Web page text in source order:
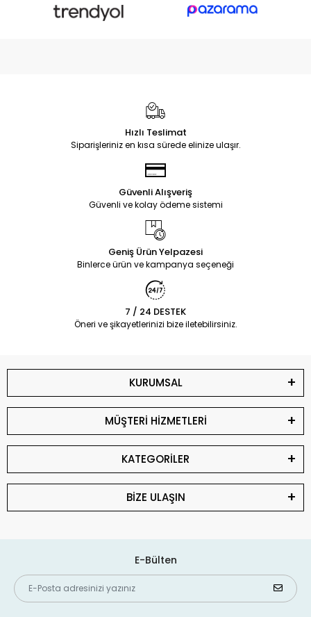
Hızlı Teslimat
Siparişleriniz en kısa sürede elinize ulaşır.
Güvenli Alışveriş
Güvenli ve kolay ödeme sistemi
Geniş Ürün Yelpazesi
Binlerce ürün ve kampanya seçeneği
7 / 24 DESTEK
Öneri ve şikayetlerinizi bize iletebilirsiniz.
KURUMSAL
MÜŞTERİ HİZMETLERİ
KATEGORİLER
BİZE ULAŞIN
E-Bülten